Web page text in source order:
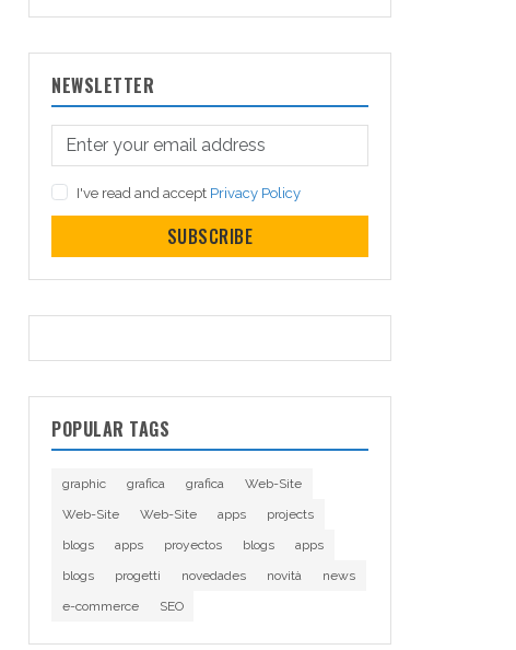
NEWSLETTER
I've read and accept Privacy Policy
SUBSCRIBE
POPULAR TAGS
graphic grafica grafica
Web-Site
Web-Site
Web-Site apps
projects
blogs
apps proyectos blogs
apps
blogs
progetti novedades novità
news
e-commerce
SEO